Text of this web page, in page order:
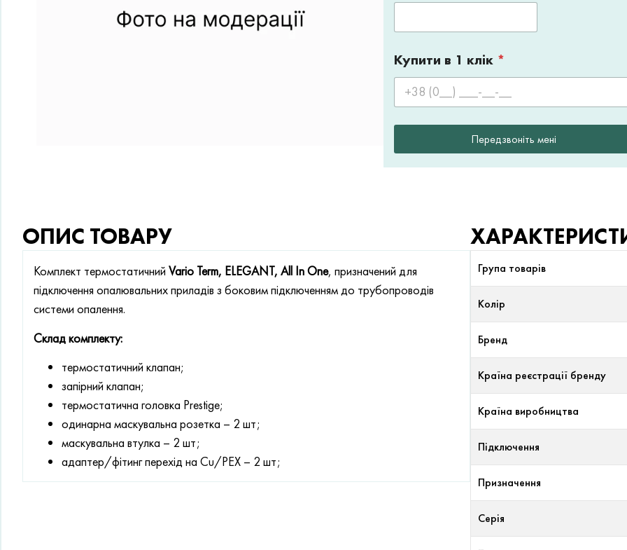
Купити в 1 клік *
Передзвоніть мені
ОПИС ТОВАРУ
Комплект термостатичний Vario Term, ELEGANT, All In One, призначений для
підключення опалювальних приладів з боковим підключенням до трубопроводів
системи опалення.
Склад комплекту:
термостатичний клапан;
запірний клапан;
термостатична головка Prestige;
одинарна маскувальна розетка – 2 шт;
маскувальна втулка – 2 шт;
адаптер/фітинг перехід на Cu/PEX – 2 шт;
Група товарів
Колір
Бренд
Країна реєстрації бренду
Країна виробництва
Підключення
Призначення
Серія